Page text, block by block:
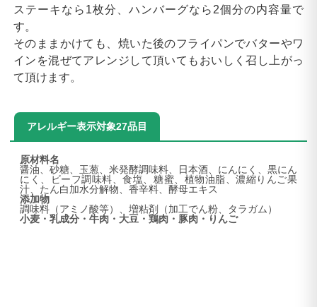
ステーキなら1枚分、ハンバーグなら2個分の内容量で
す。
そのままかけても、焼いた後のフライパンでバターやワ
インを混ぜてアレンジして頂いてもおいしく召し上がっ
て頂けます。
アレルギー表示対象27品目
原材料名
醤油、砂糖、玉葱、米発酵調味料、日本酒、にんにく、黒にん
にく、ビーフ調味料、食塩、糖蜜、植物油脂、濃縮りんご果
汁、たん白加水分解物、香辛料、酵母エキス
添加物
調味料（アミノ酸等）、 増粘剤（加工でん粉、タラガム）
小麦・乳成分・牛肉・大豆・鶏肉・豚肉・りんご